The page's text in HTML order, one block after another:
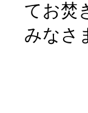
てお焚
みなさ